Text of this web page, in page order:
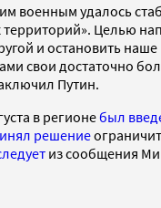
военным удалось
Целью
и остановить
свои достаточно
Путин.
в регионебыл
решение
из сообщения